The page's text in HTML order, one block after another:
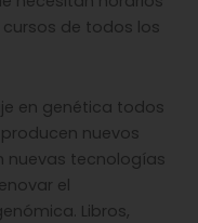
de todos los
en genética todos
nuevos
nuevas tecnologías
el
Libros,